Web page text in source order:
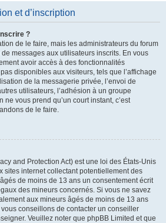
et d’inscription
?
de le faire, mais les administrateurs du forum
messages aux utilisateurs inscrits. En vous
avoir accès à des fonctionnalités
disponibles aux visiteurs, tels que l’affichage
de la messagerie privée, l’envoi de
utilisateurs, l’adhésion à un groupe
ne vous prend qu’un court instant, c’est
de le faire.
and Protection Act) est une loi des États-Unis
sites internet collectant potentiellement des
de moins de 13 ans un consentement écrit
des mineurs concernés. Si vous ne savez
aux mineurs âgés de moins de 13 ans
conseillons de contacter un conseiller
Veuillez noter que phpBB Limited et que